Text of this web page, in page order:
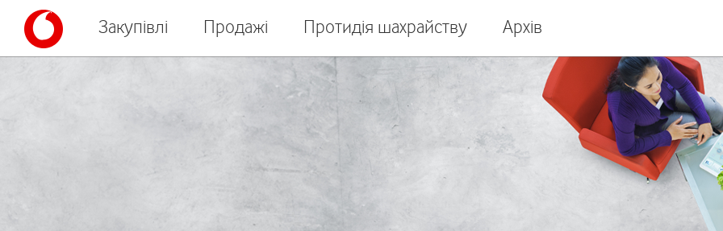
Закупівлі Продажі Протидія шахрайству Архів